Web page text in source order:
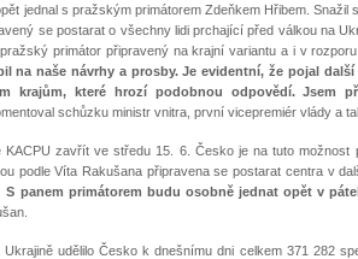
jednal s pražským primátorem Zdeňkem Hřibem.
se postarat o všechny lidi prchající před válkou na
primátor připravený na krajní variantu a i v
na naše návrhy a prosby. Je evidentní, že pojal
krajům, které hrozí podobnou odpovědí. Jsem
schůzku ministr vnitra, první vicepremiér vlády a
zavřít ve středu 15. 6. Česko je na tuto možnost
podle Víta Rakušana připravena se postarat centra v
S panem primátorem budu osobně jednat opět v
udělilo Česko k dnešnímu dni celkem 371 282